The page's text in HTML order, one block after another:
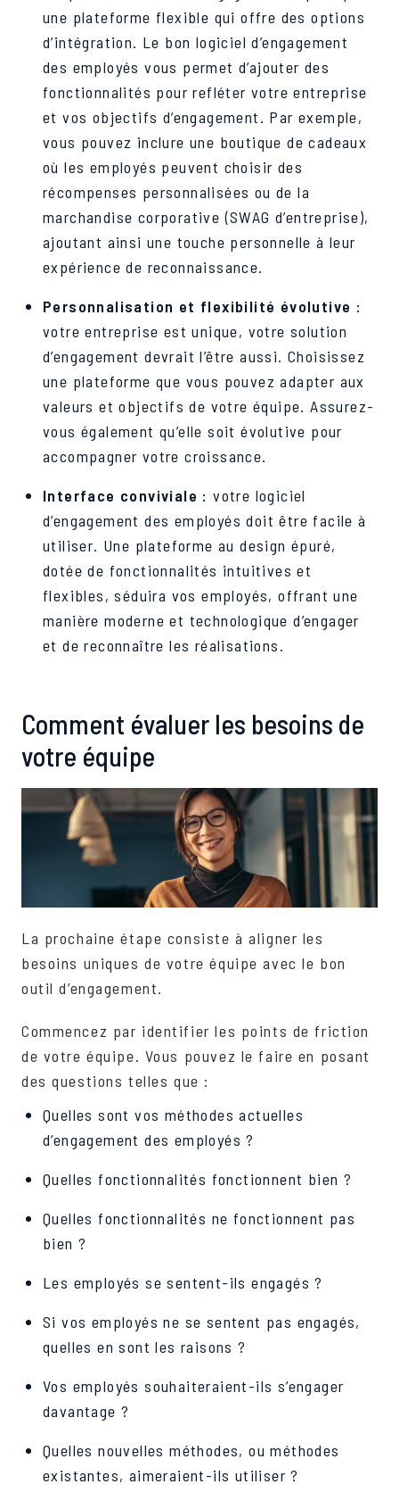
une plateforme flexible qui offre des options
d’intégration. Le bon logiciel d’engagement
des employés vous permet d’ajouter des
fonctionnalités pour refléter votre entreprise
et vos objectifs d’engagement. Par exemple,
vous pouvez inclure une boutique de cadeaux
où les employés peuvent choisir des
récompenses personnalisées ou de la
marchandise corporative (SWAG d’entreprise),
ajoutant ainsi une touche personnelle à leur
expérience de reconnaissance.
Personnalisation et flexibilité évolutive :
votre entreprise est unique, votre solution
d’engagement devrait l’être aussi. Choisissez
une plateforme que vous pouvez adapter aux
valeurs et objectifs de votre équipe. Assurez-
vous également qu’elle soit évolutive pour
accompagner votre croissance.
Interface conviviale : votre logiciel
d’engagement des employés doit être facile à
utiliser. Une plateforme au design épuré,
dotée de fonctionnalités intuitives et
flexibles, séduira vos employés, offrant une
manière moderne et technologique d’engager
et de reconnaître les réalisations.
Comment évaluer les besoins de
votre équipe
La prochaine étape consiste à aligner les
besoins uniques de votre équipe avec le bon
outil d’engagement.
Commencez par identifier les points de friction
de votre équipe. Vous pouvez le faire en posant
des questions telles que :
Quelles sont vos méthodes actuelles
d’engagement des employés ?
Quelles fonctionnalités fonctionnent bien ?
Quelles fonctionnalités ne fonctionnent pas
bien ?
Les employés se sentent-ils engagés ?
Si vos employés ne se sentent pas engagés,
quelles en sont les raisons ?
Vos employés souhaiteraient-ils s’engager
davantage ?
Quelles nouvelles méthodes, ou méthodes
existantes, aimeraient-ils utiliser ?